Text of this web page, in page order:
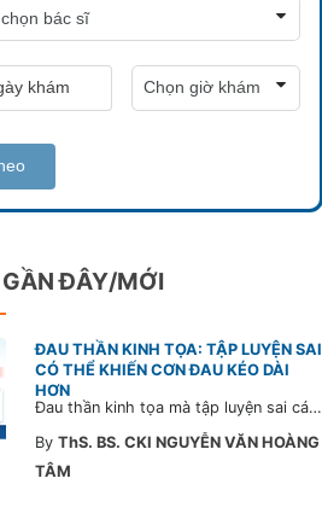
GẦN ĐÂY/MỚI
ĐAU THẦN KINH TỌA: TẬP LUYỆN SAI
CÓ THỂ KHIẾN CƠN ĐAU KÉO DÀI
HƠN
Đau thần kinh tọa mà tập luyện sai cách có thể khiến cơn đau trở nặng và kéo dài thời gian hồi phục. Tham khảo chia sẻ của Bác sĩ CarePlus để nắm các động tác cần tránh và có góc nhìn đúng về phương pháp điều trị phù hợp trong bài viết sau.
ByThS. BS. CKI NGUYỄN VĂN HOÀNG
TÂM